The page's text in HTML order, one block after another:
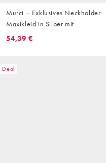
Murci – Exklusives Neckholder-
Maxikleid in Silber mit
Paillettenbesatz, tiefem
Schwalbenschwanz
54,39 €
Deal